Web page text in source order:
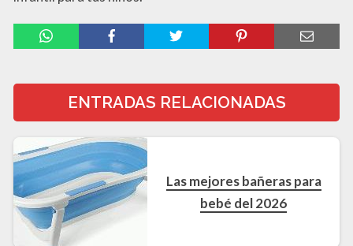
ENTRADAS RELACIONADAS
Las mejores bañeras para
bebé del 2026